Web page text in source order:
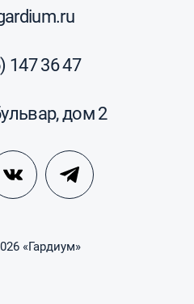
147 36 47
дом 2
«Гардиум»